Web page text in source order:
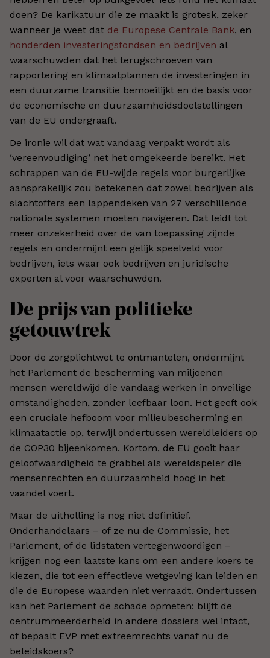
doen? De karikatuur die ze maakt is grotesk, zeker
wanneer je weet dat de Europese Centrale Bank, en
honderden investeringsfondsen en bedrijven al
waarschuwden dat het terugschroeven van
rapportering en klimaatplannen de investeringen in
een duurzame transitie bemoeilijkt en de basis voor
de economische en duurzaamheidsdoelstellingen
van de EU ondergraaft.
De ironie wil dat wat vandaag verpakt wordt als
‘vereenvoudiging’ net het omgekeerde bereikt. Het
schrappen van de EU-wijde regels voor burgerlijke
aansprakelijk zou betekenen dat zowel bedrijven als
slachtoffers een lappendeken van 27 verschillende
nationale systemen moeten navigeren. Dat leidt tot
meer onzekerheid over de van toepassing zijnde
regels en ondermijnt een gelijk speelveld voor
bedrijven, iets waar ook bedrijven en juridische
experten al voor waarschuwden.
De prijs van politieke
getouwtrek
Door de zorgplichtwet te ontmantelen, ondermijnt
het Parlement de bescherming van miljoenen
mensen wereldwijd die vandaag werken in onveilige
omstandigheden, zonder leefbaar loon. Het geeft ook
een cruciale hefboom voor milieubescherming en
klimaatactie op, terwijl ondertussen wereldleiders op
de COP30 bijeenkomen. Kortom, de EU gooit haar
geloofwaardigheid te grabbel als wereldspeler die
mensenrechten en duurzaamheid hoog in het
vaandel voert.
Maar de uitholling is nog niet definitief.
Onderhandelaars – of ze nu de Commissie, het
Parlement, of de lidstaten vertegenwoordigen –
krijgen nog een laatste kans om een andere koers te
kiezen, die tot een effectieve wetgeving kan leiden en
die de Europese waarden niet verraadt. Ondertussen
kan het Parlement de schade opmeten: blijft de
centrummeerderheid in andere dossiers wel intact,
of bepaalt EVP met extreemrechts vanaf nu de
beleidskoers?